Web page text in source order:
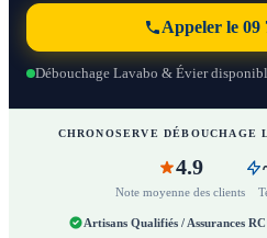
Appeler le 09
Débouchage Lavabo & Évier
CHRONOSERVE DÉBOUCHAGE
4.9
Note moyenne des clients
Artisans Qualifiés / Assurances RC